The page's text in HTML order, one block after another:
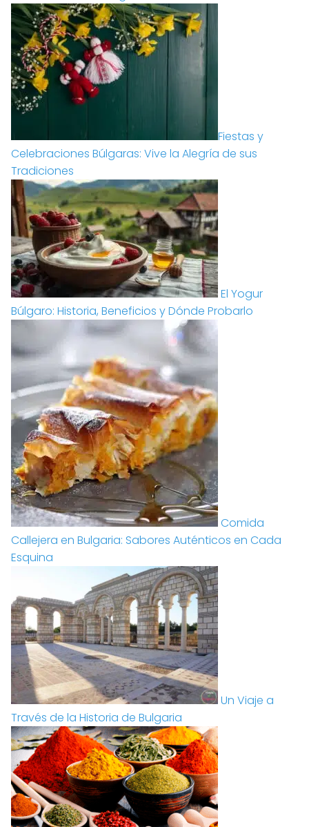
Fiestas y
Celebraciones Búlgaras: Vive la Alegría de sus
Tradiciones
El Yogur
Búlgaro: Historia, Beneficios y Dónde Probarlo
Comida
Callejera en Bulgaria: Sabores Auténticos en Cada
Esquina
Un Viaje a
Través de la Historia de Bulgaria